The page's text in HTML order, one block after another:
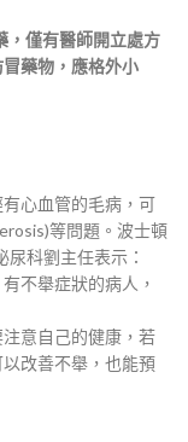
，僅有醫師開立處方
藥物，應格外小
心血管的毛病，可
等問題。波士頓
科劉主任表示：
不舉症狀的病人，
意自己的健康，若
改善不舉，也能預